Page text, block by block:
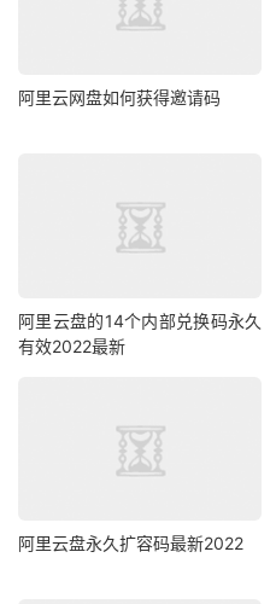
阿里云网盘如何获得邀请码
阿里云盘的14个内部兑换码永久
有效2022最新
阿里云盘永久扩容码最新2022